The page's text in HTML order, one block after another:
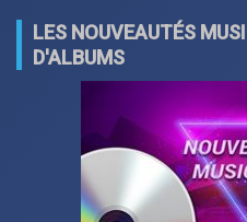
LES NOUVEAUTÉS
D'ALBUMS